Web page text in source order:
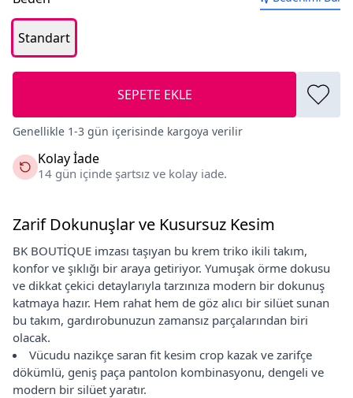
Standart
SEPETE EKLE
Genellikle 1-3 gün içerisinde kargoya verilir
Kolay İade
14 gün içinde şartsız ve kolay iade.
Zarif Dokunuşlar ve Kusursuz Kesim
BK BOUTİQUE imzası taşıyan bu krem triko ikili takım,
konfor ve şıklığı bir araya getiriyor. Yumuşak örme dokusu
ve dikkat çekici detaylarıyla tarzınıza modern bir dokunuş
katmaya hazır. Hem rahat hem de göz alıcı bir silüet sunan
bu takım, gardırobunuzun zamansız parçalarından biri
olacak.
Vücudu nazikçe saran fit kesim crop kazak ve zarifçe
dökümlü, geniş paça pantolon kombinasyonu, dengeli ve
modern bir silüet yaratır.